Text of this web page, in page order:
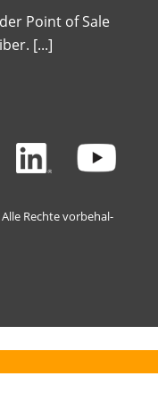
Point of Sale
[...]
Alle Rech­te vor­be­hal­